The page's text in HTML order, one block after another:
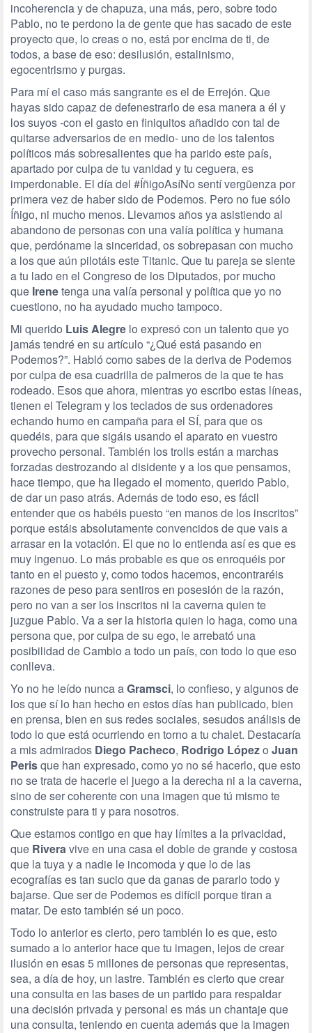
incoherencia y de chapuza, una más, pero, sobre todo
Pablo, no te perdono la de gente que has sacado de este
proyecto que, lo creas o no, está por encima de ti, de
todos, a base de eso: desilusión, estalinismo,
egocentrismo y purgas.
Para mí el caso más sangrante es el de Errejón. Que
hayas sido capaz de defenestrarlo de esa manera a él y
los suyos -con el gasto en finiquitos añadido con tal de
quitarse adversarios de en medio- uno de los talentos
políticos más sobresalientes que ha parido este país,
apartado por culpa de tu vanidad y tu ceguera, es
imperdonable. El día del #ÍñigoAsíNo sentí vergüenza por
primera vez de haber sido de Podemos. Pero no fue sólo
Íñigo, ni mucho menos. Llevamos años ya asistiendo al
abandono de personas con una valía política y humana
que, perdóname la sinceridad, os sobrepasan con mucho
a los que aún pilotáis este Titanic. Que tu pareja se siente
a tu lado en el Congreso de los Diputados, por mucho
que Irenetenga una valía personal y política que yo no
cuestiono, no ha ayudado mucho tampoco.
Mi querido Luis Alegre lo expresó con un talento que yo
jamás tendré en su artículo “¿Qué está pasando en
Podemos?”. Habló como sabes de la deriva de Podemos
por culpa de esa cuadrilla de palmeros de la que te has
rodeado. Esos que ahora, mientras yo escribo estas líneas,
tienen el Telegram y los teclados de sus ordenadores
echando humo en campaña para el SÍ, para que os
quedéis, para que sigáis usando el aparato en vuestro
provecho personal. También los trolls están a marchas
forzadas destrozando al disidente y a los que pensamos,
hace tiempo, que ha llegado el momento, querido Pablo,
de dar un paso atrás. Además de todo eso, es fácil
entender que os habéis puesto “en manos de los inscritos”
porque estáis absolutamente convencidos de que vais a
arrasar en la votación. El que no lo entienda así es que es
muy ingenuo. Lo más probable es que os enroquéis por
tanto en el puesto y, como todos hacemos, encontraréis
razones de peso para sentiros en posesión de la razón,
pero no van a ser los inscritos ni la caverna quien te
juzgue Pablo. Va a ser la historia quien lo haga, como una
persona que, por culpa de su ego, le arrebató una
posibilidad de Cambio a todo un país, con todo lo que eso
conlleva.
Yo no he leído nunca aGramsci, lo confieso, y algunos de
los que sí lo han hecho en estos días han publicado, bien
en prensa, bien en sus redes sociales, sesudos análisis de
todo lo que está ocurriendo en torno a tu chalet. Destacaría
a mis admirados Diego Pacheco, Rodrigo Lópezo Juan
Perisque han expresado, como yo no sé hacerlo, que esto
no se trata de hacerle el juego a la derecha ni a la caverna,
sino de ser coherente con una imagen que tú mismo te
construiste para ti y para nosotros.
Que estamos contigo en que hay límites a la privacidad,
que Riveravive en una casa el doble de grande y costosa
que la tuya y a nadie le incomoda y que lo de las
ecografías es tan sucio que da ganas de pararlo todo y
bajarse. Que ser de Podemos es difícil porque tiran a
matar. De esto también sé un poco.
Todo lo anterior es cierto, pero también lo es que, esto
sumado a lo anterior hace que tu imagen, lejos de crear
ilusión en esas 5 millones de personas que representas,
sea, a día de hoy, un lastre. También es cierto que crear
una consulta en las bases de un partido para respaldar
una decisión privada y personal es más un chantaje que
una consulta, teniendo en cuenta además que la imagen